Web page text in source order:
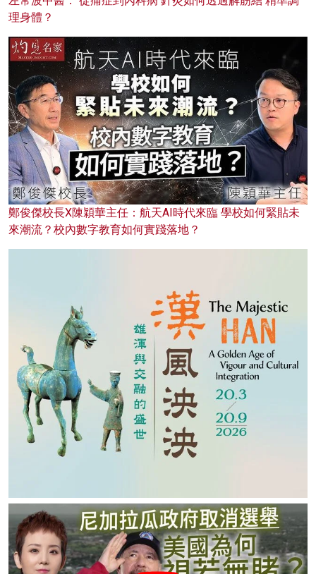
理身體？
鄭俊傑校長X陳穎華主任：航天AI時代來臨 學校如何緊貼未
來潮流？校內數字教育如何實踐落地？